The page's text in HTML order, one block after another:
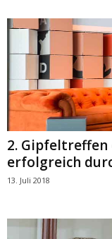
2.
erfolgreich
13. Juli 2018